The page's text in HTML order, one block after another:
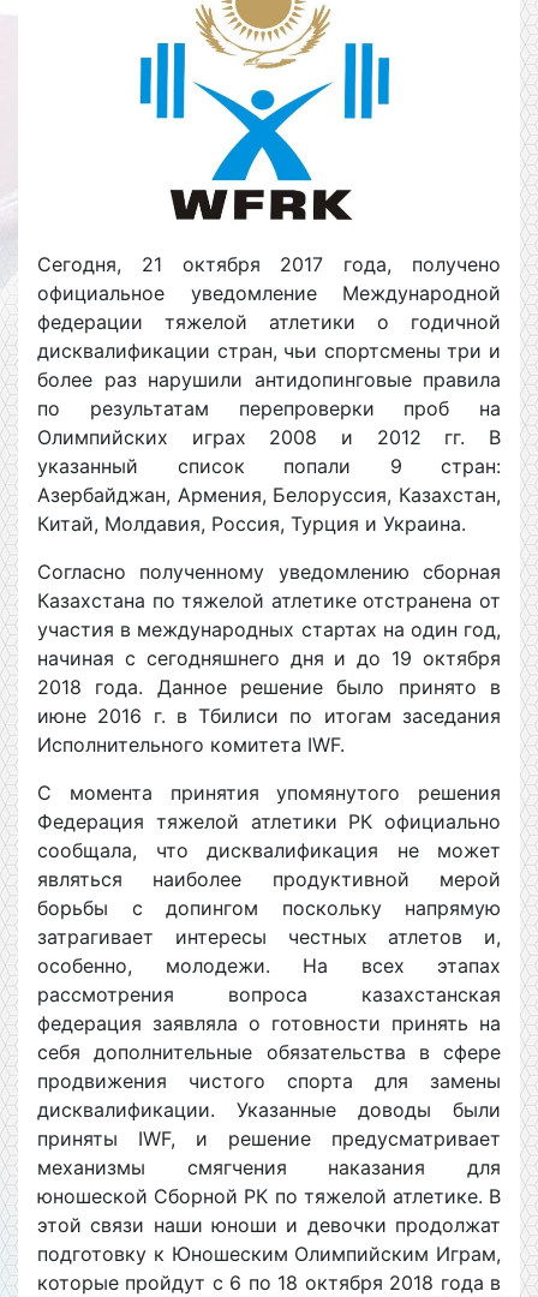
Сегодня, 21 октября 2017 года, получено
официальное уведомление Международной
федерации тяжелой атлетики о годичной
дисквалификации стран, чьи спортсмены три и
более раз нарушили антидопинговые правила
по результатам перепроверки проб на
Олимпийских играх 2008 и 2012 гг. В
указанный список попали 9 стран:
Азербайджан, Армения, Белоруссия, Казахстан,
Китай, Молдавия, Россия, Турция и Украина.
Согласно полученному уведомлению сборная
Казахстана по тяжелой атлетике отстранена от
участия в международных стартах на один год,
начиная с сегодняшнего дня и до 19 октября
2018 года. Данное решение было принято в
июне 2016 г. в Тбилиси по итогам заседания
Исполнительного комитета IWF.
С момента принятия упомянутого решения
Федерация тяжелой атлетики РК официально
сообщала, что дисквалификация не может
являться наиболее продуктивной мерой
борьбы с допингом поскольку напрямую
затрагивает интересы честных атлетов и,
особенно, молодежи. На всех этапах
рассмотрения вопроса казахстанская
федерация заявляла о готовности принять на
себя дополнительные обязательства в сфере
продвижения чистого спорта для замены
дисквалификации. Указанные доводы были
приняты IWF, и решение предусматривает
механизмы смягчения наказания для
юношеской Сборной РК по тяжелой атлетике. В
этой связи наши юноши и девочки продолжат
подготовку к Юношеским Олимпийским Играм,
которые пройдут с 6 по 18 октября 2018 года в